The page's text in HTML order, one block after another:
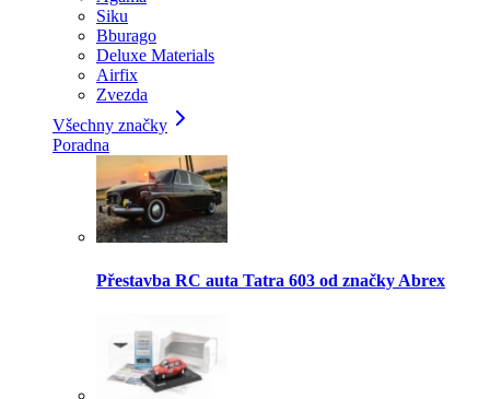
Siku
Bburago
Deluxe Materials
Airfix
Zvezda
Všechny značky
Poradna
Přestavba RC auta Tatra 603 od značky Abrex